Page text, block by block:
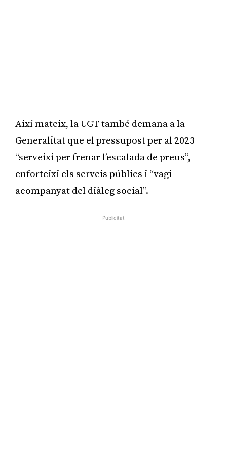
Així mateix, la UGT també demana a la
Generalitat que el pressupost per al 2023
“serveixi per frenar l’escalada de preus”,
enforteixi els serveis públics i “vagi
acompanyat del diàleg social”.
Publicitat